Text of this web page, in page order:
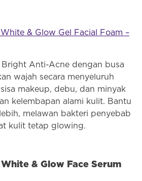
& Glow Gel Facial Foam –
Anti-Acne dengan busa
wajah secara menyeluruh
makeup, debu, dan minyak
kelembapan alami kulit. Bantu
melawan bakteri penyebab
kulit tetap glowing.
& Glow Face Serum